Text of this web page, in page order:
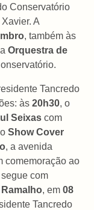
Conservatório
A
, também às
aOrquestra de
Tancredo
às20h30, o
Seixas com
oShow Cover
, a avenida
comemoração ao
com
Ramalho, em08
Tancredo